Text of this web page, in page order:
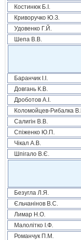
Костинюк Б.І.
Криворучко Ю.З.
Удовенко Г.Й.
Шепа В.В.
Баранчик І.І.
Довгань К.В.
Дроботов А.І.
Коломойцев-Рибалка
Салигін В.В.
Спіженко Ю.П.
Чікал А.В.
Шпігало В.Є.
Безугла Л.Я.
Єльчанінов В.С.
Лимар Н.О.
Малолітко І.Ф.
Романчук П.М.